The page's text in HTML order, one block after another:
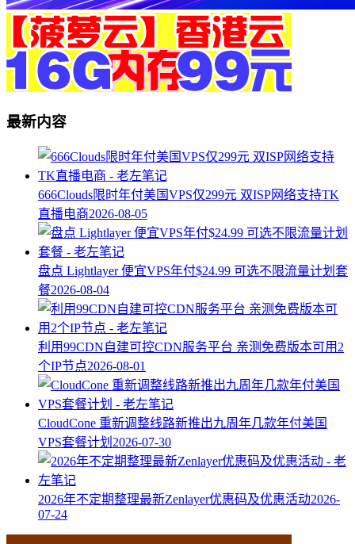
最新内容
666Clouds限时年付美国VPS仅299元 双ISP网络支持TK
直播电商2026-08-05
盘点 Lightlayer 便宜VPS年付$24.99 可选不限流量计划套
餐2026-08-04
利用99CDN自建可控CDN服务平台 亲测免费版本可用2
个IP节点2026-08-01
CloudCone 重新调整线路新推出九周年几款年付美国
VPS套餐计划 2026-07-30
2026年不定期整理最新Zenlayer优惠码及优惠活动2026-
07-24